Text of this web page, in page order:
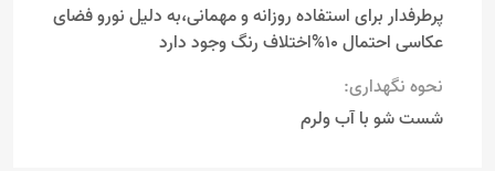
پرطرفدار برای استفاده روزانه و مهمانی،به دلیل نورو فضای
عکاسی احتمال 10%اختلاف رنگ وجود دارد
نحوه نگهداری:
شست شو با آب ولرم